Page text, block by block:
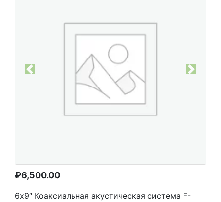
Previous Next
₽6,500.00
6х9″ Коаксиальная акустическая система F-